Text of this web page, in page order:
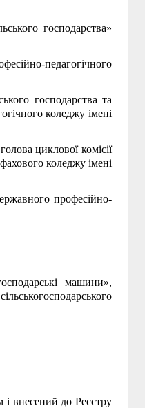
господарства»
педагогічного
господарства та
коледжу імені
циклової комісії
коледжу імені
професійно-
машини»,
і внесений до Реєстру